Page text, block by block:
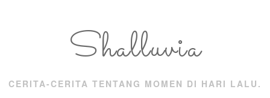
Shalluvia
CERITA-CERITA TENTANG MOMEN DI HARI LALU.